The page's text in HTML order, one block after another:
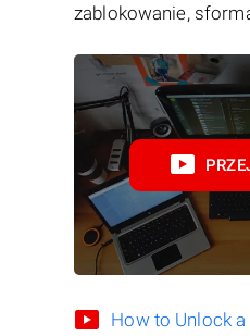
zablokowanie,
How to Unlock a